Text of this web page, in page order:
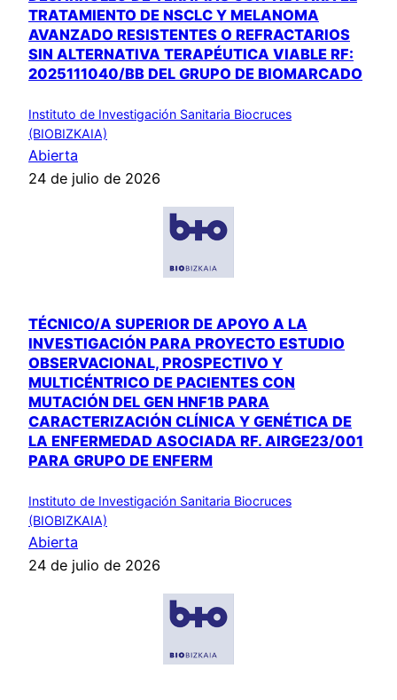
TRATAMIENTO DE NSCLC Y MELANOMA
AVANZADO RESISTENTES O REFRACTARIOS
SIN ALTERNATIVA TERAPÉUTICA VIABLE RF:
2025111040/BB DEL GRUPO DE BIOMARCADO
Instituto de Investigación Sanitaria Biocruces
(BIOBIZKAIA)
Abierta
24 de julio de 2026
TÉCNICO/A SUPERIOR DE APOYO A LA
INVESTIGACIÓN PARA PROYECTO ESTUDIO
OBSERVACIONAL, PROSPECTIVO Y
MULTICÉNTRICO DE PACIENTES CON
MUTACIÓN DEL GEN HNF1B PARA
CARACTERIZACIÓN CLÍNICA Y GENÉTICA DE
LA ENFERMEDAD ASOCIADA RF. AIRGE23/001
PARA GRUPO DE ENFERM
Instituto de Investigación Sanitaria Biocruces
(BIOBIZKAIA)
Abierta
24 de julio de 2026